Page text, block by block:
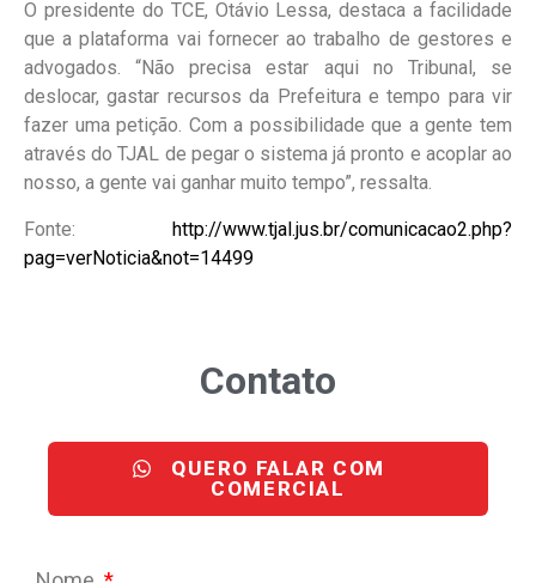
O presidente do TCE, Otávio Lessa, destaca a facilidade
que a plataforma vai fornecer ao trabalho de gestores e
advogados. “Não precisa estar aqui no Tribunal, se
deslocar, gastar recursos da Prefeitura e tempo para vir
fazer uma petição. Com a possibilidade que a gente tem
através do TJAL de pegar o sistema já pronto e acoplar ao
nosso, a gente vai ganhar muito tempo”, ressalta.
Fonte: http://www.tjal.jus.br/comunicacao2.php?
pag=verNoticia&not=14499
Contato
QUERO FALAR COM
COMERCIAL